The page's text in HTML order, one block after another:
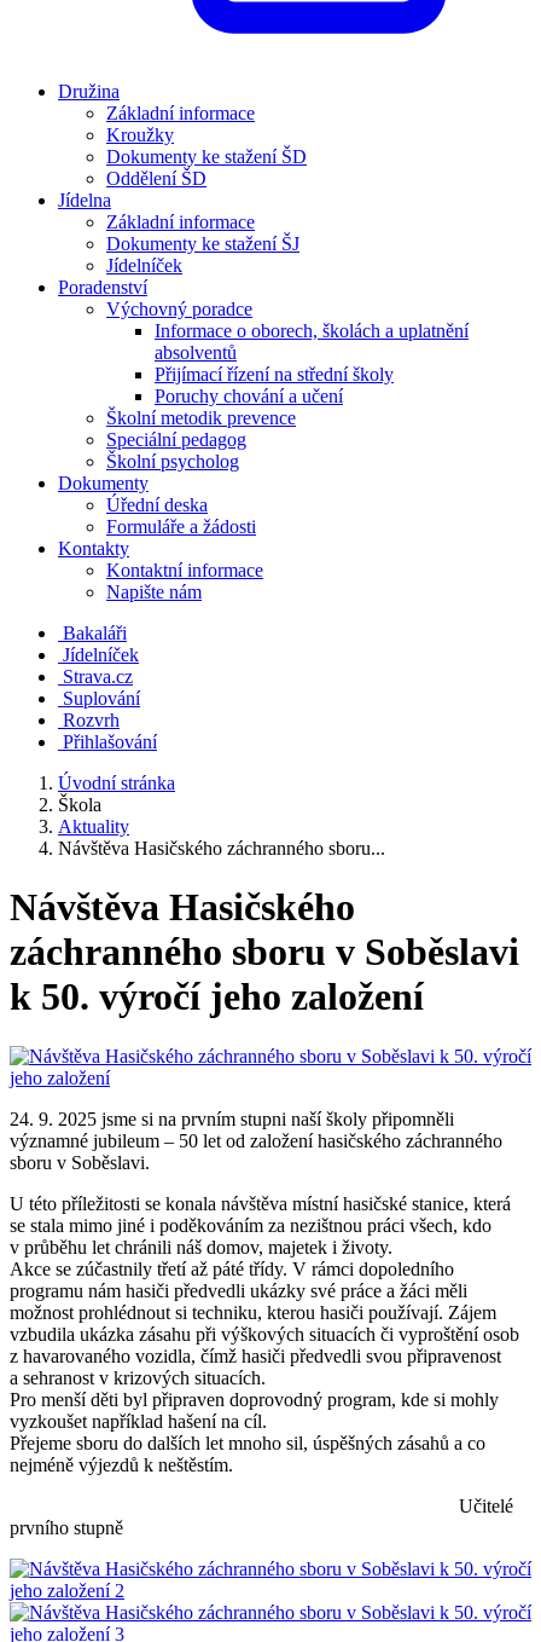
Družina
Základní informace
Kroužky
Dokumenty ke stažení ŠD
Oddělení ŠD
Jídelna
Základní informace
Dokumenty ke stažení ŠJ
Jídelníček
Poradenství
Výchovný poradce
Informace o oborech, školách a uplatnění
absolventů
Přijímací řízení na střední školy
Poruchy chování a učení
Školní metodik prevence
Speciální pedagog
Školní psycholog
Dokumenty
Úřední deska
Formuláře a žádosti
Kontakty
Kontaktní informace
Napište nám
Bakaláři
Jídelníček
Strava.cz
Suplování
Rozvrh
Přihlašování
Úvodní stránka
Škola
Aktuality
Návštěva Hasičského záchranného sboru...
Návštěva Hasičského
záchranného sboru v Soběslavi
k 50. výročí jeho založení
24. 9. 2025 jsme si na prvním stupni naší školy připomněli
významné jubileum – 50 let od založení hasičského záchranného
sboru v Soběslavi.
U této příležitosti se konala návštěva místní hasičské stanice, která
se stala mimo jiné i poděkováním za nezištnou práci všech, kdo
v průběhu let chránili náš domov, majetek i životy.
Akce se zúčastnily třetí až páté třídy. V rámci dopoledního
programu nám hasiči předvedli ukázky své práce a žáci měli
možnost prohlédnout si techniku, kterou hasiči používají. Zájem
vzbudila ukázka zásahu při výškových situacích či vyproštění osob
z havarovaného vozidla, čímž hasiči předvedli svou připravenost
a sehranost v krizových situacích.
Pro menší děti byl připraven doprovodný program, kde si mohly
vyzkoušet například hašení na cíl.
Přejeme sboru do dalších let mnoho sil, úspěšných zásahů a co
nejméně výjezdů k neštěstím.
Učitelé
prvního stupně